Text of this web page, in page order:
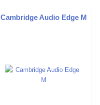
Cambridge Audio Edge M